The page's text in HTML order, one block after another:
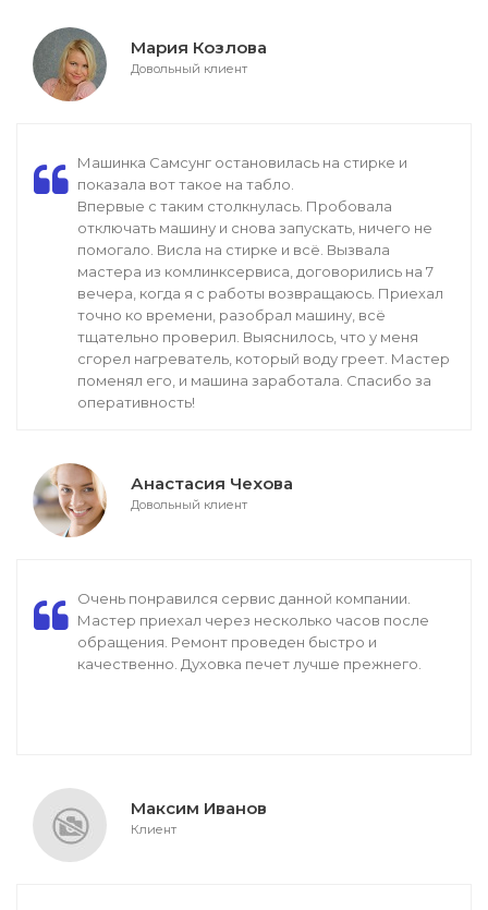
Мария Козлова
Довольный клиент
Машинка Самсунг остановилась на стирке и
показала вот такое на табло.
Впервые с таким столкнулась. Пробовала
отключать машину и снова запускать, ничего не
помогало. Висла на стирке и всё. Вызвала
мастера из комлинксервиса, договорились на 7
вечера, когда я с работы возвращаюсь. Приехал
точно ко времени, разобрал машину, всё
тщательно проверил. Выяснилось, что у меня
сгорел нагреватель, который воду греет. Мастер
поменял его, и машина заработала. Спасибо за
оперативность!
Анастасия Чехова
Довольный клиент
Очень понравился сервис данной компании.
Мастер приехал через несколько часов после
обращения. Ремонт проведен быстро и
качественно. Духовка печет лучше прежнего.
Максим Иванов
Клиент